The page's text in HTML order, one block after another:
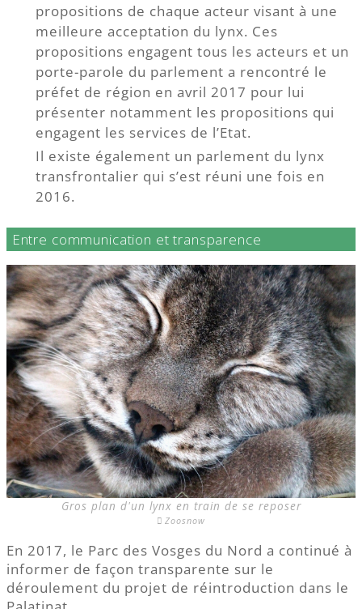
propositions de chaque acteur visant à une
meilleure acceptation du lynx. Ces
propositions engagent tous les acteurs et un
porte-parole du parlement a rencontré le
préfet de région en avril 2017 pour lui
présenter notamment les propositions qui
engagent les services de l’Etat.
Il existe également un parlement du lynx
transfrontalier qui s’est réuni une fois en
2016.
Entre communication et transparence
Gros plan d'un lynx en train de se reposer
Zoosnow
En 2017, le Parc des Vosges du Nord a continué à
informer de façon transparente sur le
déroulement du projet de réintroduction dans le